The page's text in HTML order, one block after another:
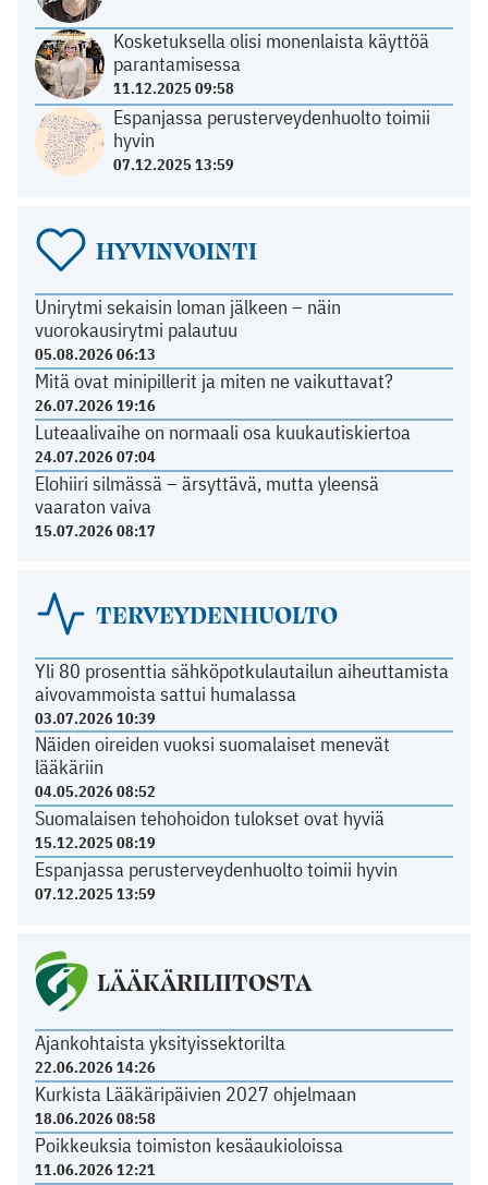
Kosketuksella olisi monenlaista käyttöä
parantamisessa
11.12.2025 09:58
Espanjassa perusterveydenhuolto toimii
hyvin
07.12.2025 13:59
HYVINVOINTI
Unirytmi sekaisin loman jälkeen – näin
vuorokausirytmi palautuu
05.08.2026 06:13
Mitä ovat minipillerit ja miten ne vaikuttavat?
26.07.2026 19:16
Luteaalivaihe on normaali osa kuukautiskiertoa
24.07.2026 07:04
Elohiiri silmässä – ärsyttävä, mutta yleensä
vaaraton vaiva
15.07.2026 08:17
TERVEYDENHUOLTO
Yli 80 prosenttia sähköpotkulautailun aiheuttamista
aivovammoista sattui humalassa
03.07.2026 10:39
Näiden oireiden vuoksi suomalaiset menevät
lääkäriin
04.05.2026 08:52
Suomalaisen tehohoidon tulokset ovat hyviä
15.12.2025 08:19
Espanjassa perusterveydenhuolto toimii hyvin
07.12.2025 13:59
LÄÄKÄRILIITOSTA
Ajankohtaista yksityissektorilta
22.06.2026 14:26
Kurkista Lääkäripäivien 2027 ohjelmaan
18.06.2026 08:58
Poikkeuksia toimiston kesäaukioloissa
11.06.2026 12:21